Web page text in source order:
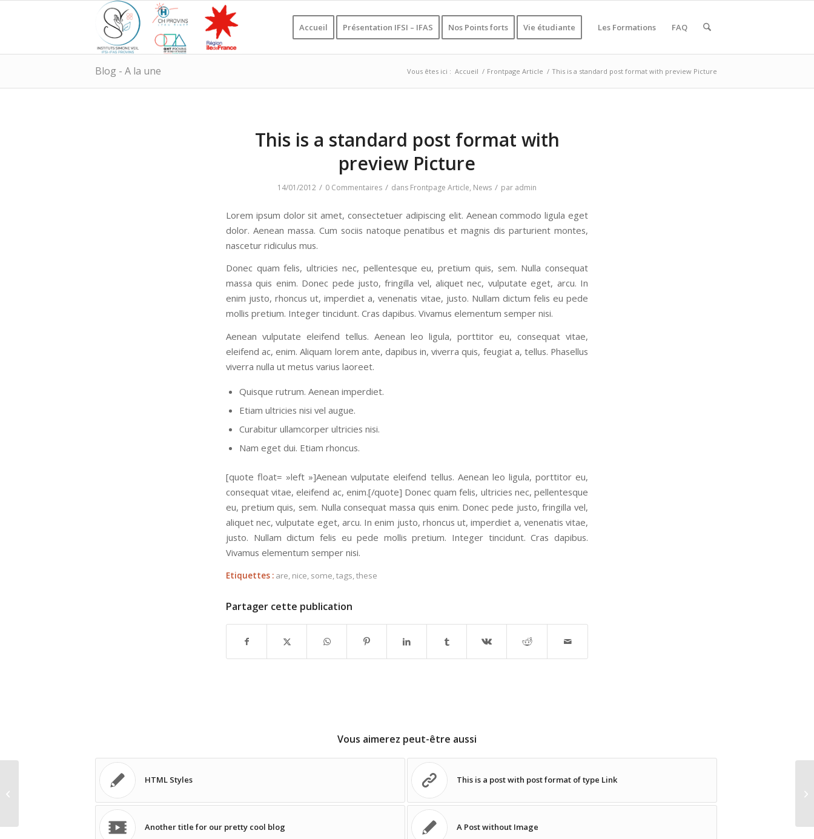
Accueil Présentation IFSI – IFAS Nos Points forts Vie étudiante Les Formations FAQ
Blog - A la une Vous êtes ici : Accueil / Frontpage Article / This is a standard post format with preview Picture
This is a standard post format with
preview Picture
14/01/2012 / 0 Commentaires / dans Frontpage Article, News / par admin
Lorem ipsum dolor sit amet, consectetuer adipiscing elit. Aenean commodo ligula eget
dolor. Aenean massa. Cum sociis natoque penatibus et magnis dis parturient montes,
nascetur ridiculus mus.
Donec quam felis, ultricies nec, pellentesque eu, pretium quis, sem. Nulla consequat
massa quis enim. Donec pede justo, fringilla vel, aliquet nec, vulputate eget, arcu. In
enim justo, rhoncus ut, imperdiet a, venenatis vitae, justo. Nullam dictum felis eu pede
mollis pretium. Integer tincidunt. Cras dapibus. Vivamus elementum semper nisi.
Aenean vulputate eleifend tellus. Aenean leo ligula, porttitor eu, consequat vitae,
eleifend ac, enim. Aliquam lorem ante, dapibus in, viverra quis, feugiat a, tellus. Phasellus
viverra nulla ut metus varius laoreet.
Quisque rutrum. Aenean imperdiet.
Etiam ultricies nisi vel augue.
Curabitur ullamcorper ultricies nisi.
Nam eget dui. Etiam rhoncus.
[quote float= »left »]Aenean vulputate eleifend tellus. Aenean leo ligula, porttitor eu,
consequat vitae, eleifend ac, enim.[/quote] Donec quam felis, ultricies nec, pellentesque
eu, pretium quis, sem. Nulla consequat massa quis enim. Donec pede justo, fringilla vel,
aliquet nec, vulputate eget, arcu. In enim justo, rhoncus ut, imperdiet a, venenatis vitae,
justo. Nullam dictum felis eu pede mollis pretium. Integer tincidunt. Cras dapibus.
Vivamus elementum semper nisi.
Etiquettes : are nice some tags these
Partager cette publication
Vous aimerez peut-être aussi
HTML Styles This is a post with post format of type Link
Another title for our pretty cool blog A Post without Image
Post Formats is a theme feature
introduced with Version 3.1. Post